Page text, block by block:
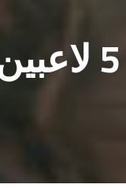
لابا يتفوق